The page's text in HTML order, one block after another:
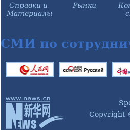
Справки и
Материалы
Рынки
СМИ по
Copyright